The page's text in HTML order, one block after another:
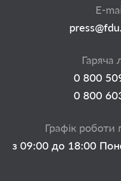
E-
Гаряча
0 800
0 800
Графік роботи
з 09:00 до 18:00